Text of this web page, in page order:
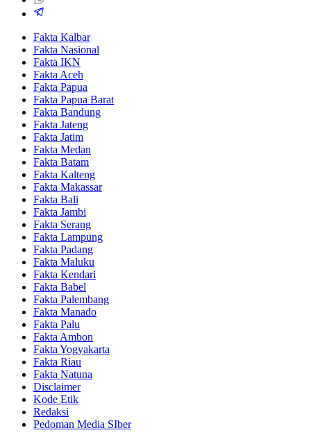
Fakta Kalbar
Fakta Nasional
Fakta IKN
Fakta Aceh
Fakta Papua
Fakta Papua Barat
Fakta Bandung
Fakta Jateng
Fakta Jatim
Fakta Medan
Fakta Batam
Fakta Kalteng
Fakta Makassar
Fakta Bali
Fakta Jambi
Fakta Serang
Fakta Lampung
Fakta Padang
Fakta Maluku
Fakta Kendari
Fakta Babel
Fakta Palembang
Fakta Manado
Fakta Palu
Fakta Ambon
Fakta Yogyakarta
Fakta Riau
Fakta Natuna
Disclaimer
Kode Etik
Redaksi
Pedoman Media SIber